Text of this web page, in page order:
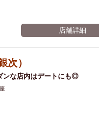
店舗詳細
次）
ンな店内はデートにも◎